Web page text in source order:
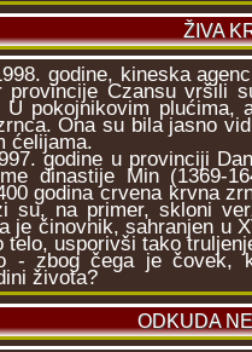
ŽIVA
godine, kineska
provincije Czansu vršili
U pokojnikovim
Ona su bila jasno
ćelijama.
godine u provinciji
dinastije Min (1369-
godina crvena krvna
su, na primer, skloni
je činovnik, sahranjen u
telo, usporivši tako
čega je čovek,
života?
ODKUDA